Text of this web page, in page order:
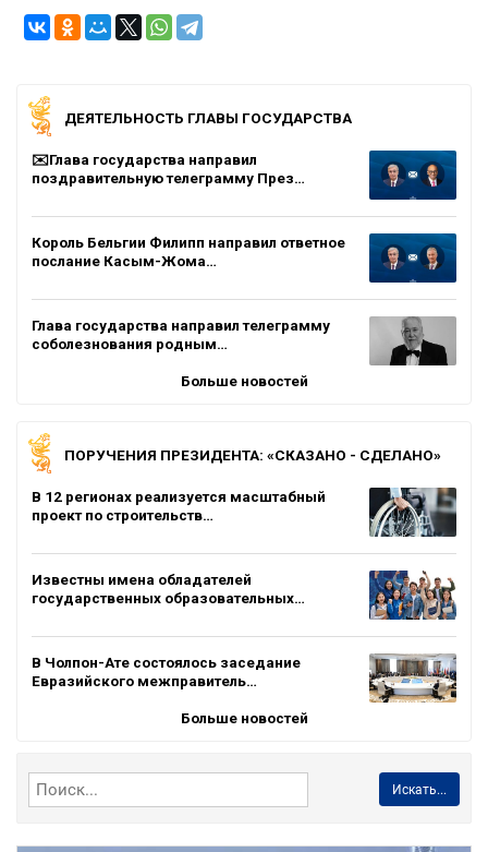
ДЕЯТЕЛЬНОСТЬ ГЛАВЫ ГОСУДАРСТВА
✉️Глава государства направил
поздравительную телеграмму През…
Король Бельгии Филипп направил ответное
послание Касым-Жома…
Глава государства направил телеграмму
соболезнования родным…
Больше новостей
ПОРУЧЕНИЯ ПРЕЗИДЕНТА: «СКАЗАНО - СДЕЛАНО»
В 12 регионах реализуется масштабный
проект по строительств…
Известны имена обладателей
государственных образовательных…
В Чолпон-Ате состоялось заседание
Евразийского межправитель…
Больше новостей
Искать...